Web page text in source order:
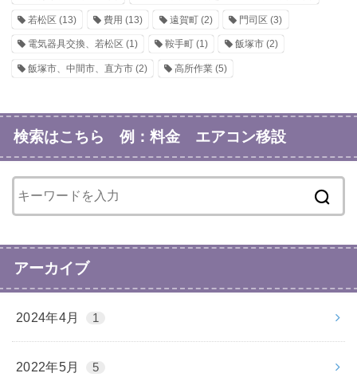
若松区 (13) 費用 (13) 遠賀町(2) 門司区 (3)
電気器具交換、若松区 (1) 鞍手町(1) 飯塚市(2)
飯塚市、中間市、直方市 (2) 高所作業(5)
検索はこちら 例：料金 エアコン移設
アーカイブ
2024年4月 1
2022年5月 5